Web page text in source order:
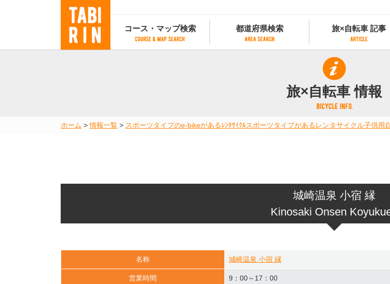
コース・マップ検索
地図から検索
都道府県検索
都道府県別サイクリング情報
都道府県アクセスランキング
旅×自転車 記事
旅×自転車 記事
記事一覧
カテゴリから探す
タグから探す
サイクリストに
サイクルトレイン
予約ができるレンタ
タンデム自転車があ
レンタサイクルがあ
旅×自転車 情報
ホーム >情報一覧 > スポーツタイプのe-bikeがあるﾚﾝﾀｻｲｸﾙスポーツタイプがあるレンタサイクル子供用
城崎温泉 小宿 縁
Kinosaki Onsen
名称 城崎温泉 小宿 縁
営業時間 9：00～17：00